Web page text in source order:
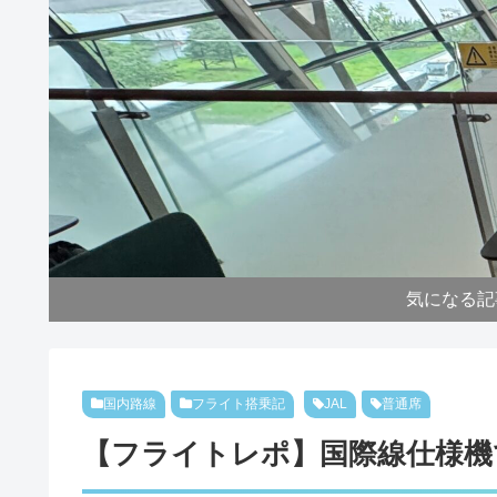
気になる
国内路線 フライト搭乗記 JAL 普通席
【フライトレポ】国際線仕様